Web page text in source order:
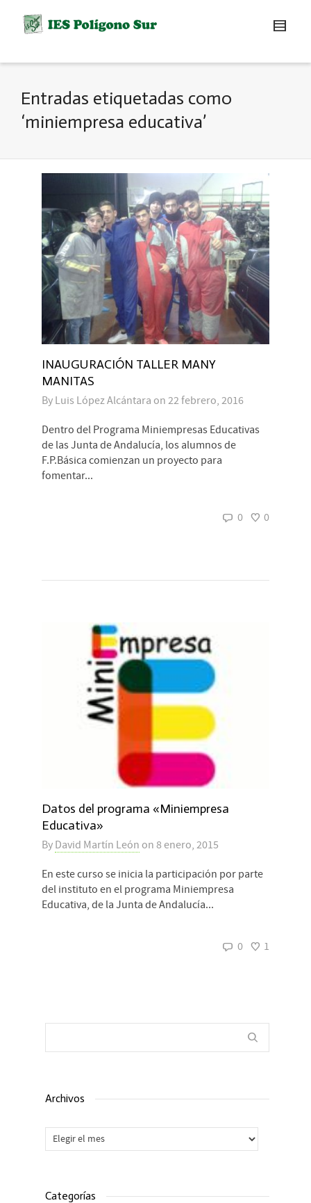
Entradas etiquetadas como
‘miniempresa educativa’
INAUGURACIÓN TALLER MANY
MANITAS
By Luis López Alcántara on 22 febrero, 2016
Dentro del Programa Miniempresas Educativas
de las Junta de Andalucía, los alumnos de
F.P.Básica comienzan un proyecto para
fomentar...
0 0
Datos del programa «Miniempresa
Educativa»
By David Martín León on 8 enero, 2015
En este curso se inicia la participación por parte
del instituto en el programa Miniempresa
Educativa, de la Junta de Andalucía...
0 1
Archivos
Archivos
Categorías